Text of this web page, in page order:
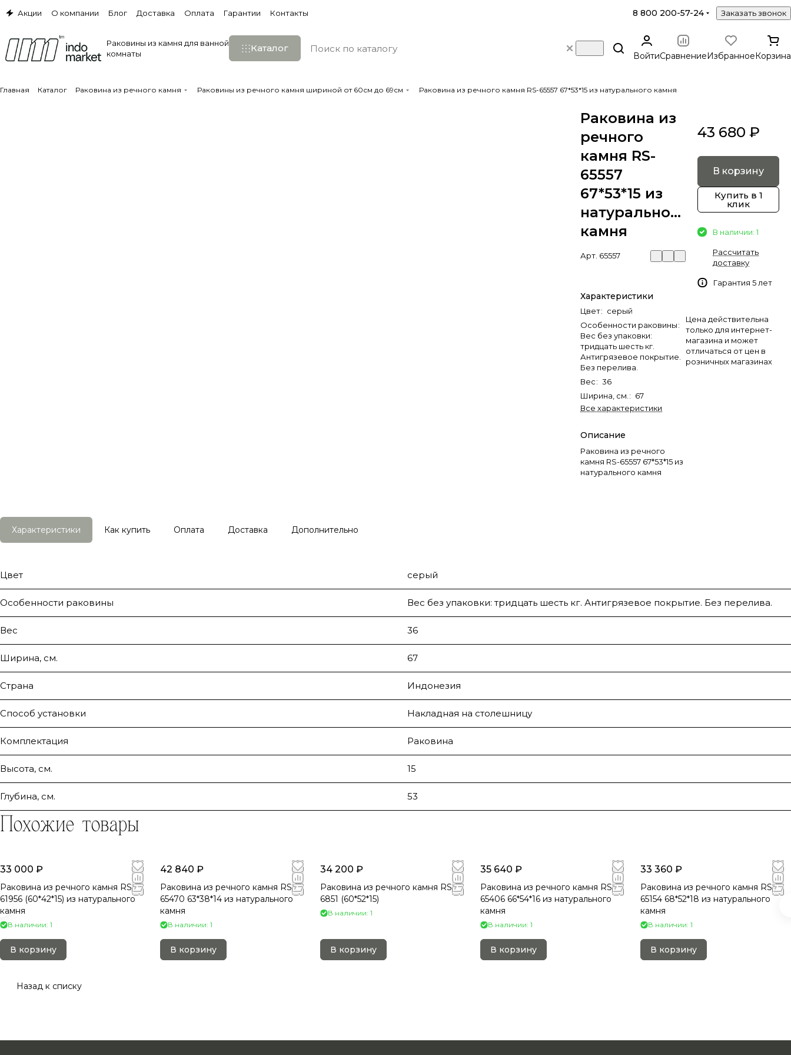
Акции О компании Блог Доставка Оплата Гарантии Контакты 8 800 200-57-24 Заказать звонок
Раковины из камня для ванной
комнаты
Каталог
ВойтиСравнениеИзбранноеКорзина
Главная Каталог Раковина из речного камня Раковины из речного камня шириной от 60см до 69см Раковина из речного камня RS-65557 67*53*15 из натурального камня
Раковина из
речного
камня RS-
65557
67*53*15 из
натурального
камня
Арт. 65557
Характеристики
Цвет: серый
Особенности раковины:
Вес без упаковки:
тридцать шесть кг.
Антигрязевое покрытие.
Без перелива.
Вес: 36
Ширина, см. : 67
Все характеристики
Описание
Раковина из речного
камня RS-65557 67*53*15 из
натурального камня
43 680 ₽
В корзину
Купить в 1
клик
В наличии: 1
Рассчитать
доставку
Гарантия 5 лет
Цена действительна
только для интернет-
магазина и может
отличаться от цен в
розничных магазинах
Характеристики Как купить Оплата Доставка Дополнительно
Цвет серый
Особенности раковины Вес без упаковки: тридцать шесть кг. Антигрязевое покрытие. Без перелива.
Вес 36
Ширина, см. 67
Страна Индонезия
Способ установки Накладная на столешницу
Комплектация Раковина
Высота, см. 15
Глубина, см. 53
Похожие товары
33 000 ₽
Раковина из речного камня RS-
61956 (60*42*15) из натурального
камня
В наличии: 1
В корзину
42 840 ₽
Раковина из речного камня RS-
65470 63*38*14 из натурального
камня
В наличии: 1
В корзину
34 200 ₽
Раковина из речного камня RS-
6851 (60*52*15)
В наличии: 1
В корзину
35 640 ₽
Раковина из речного камня RS-
65406 66*54*16 из натурального
камня
В наличии: 1
В корзину
33 360 ₽
Раковина из речного камня RS-
65154 68*52*18 из натурального
камня
В наличии: 1
В корзину
Назад к списку